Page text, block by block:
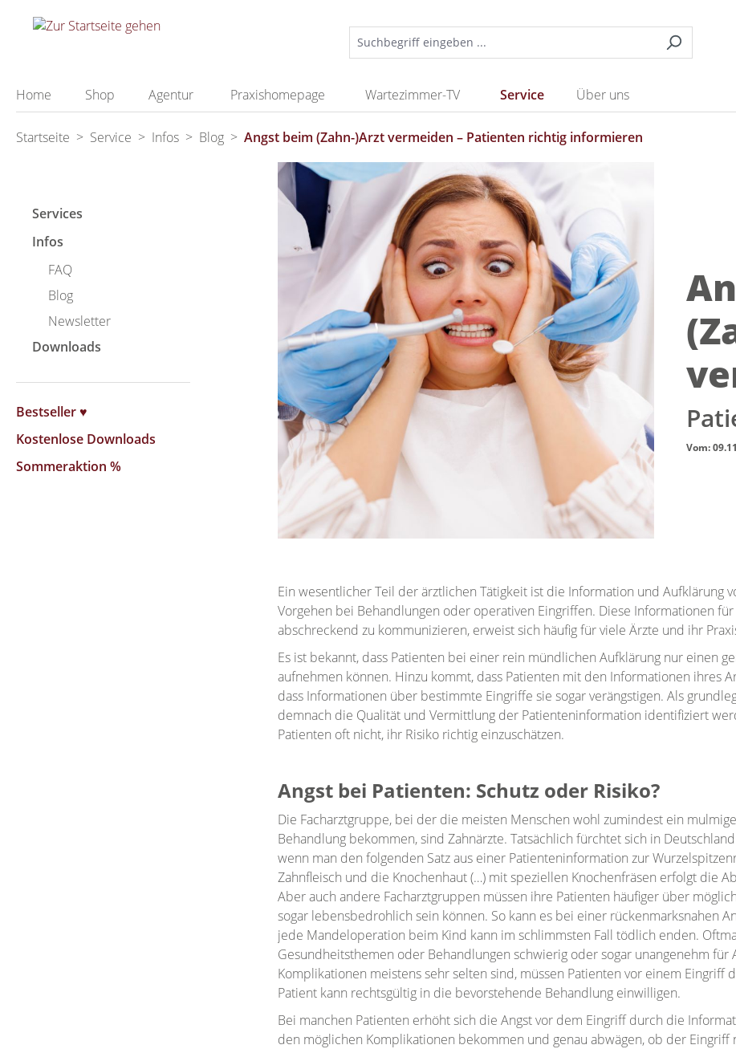
Zur Hauptnavigation springen
Home Shop Agentur Praxishomepage Wartezimmer-TV Service Über uns
Startseite > Service > Infos > Blog > Angst beim (Zahn-)Arzt vermeiden – Patienten richtig informieren
Services
Infos
FAQ
Blog
Newsletter
Downloads
Bestseller ♥
Kostenlose Downloads
Sommeraktion %
Vom:
Ein wesentlicher Teil der ärztlichen Tätigkeit ist die Information und Aufklärung
Vorgehen bei Behandlungen oder operativen Eingriffen. Diese Informationen
abschreckend zu kommunizieren, erweist sich häufig für viele Ärzte und ihr
Es ist bekannt, dass Patienten bei einer rein mündlichen Aufklärung nur einen
aufnehmen können. Hinzu kommt, dass Patienten mit den Informationen ihres
dass Informationen über bestimmte Eingriffe sie sogar verängstigen. Als
demnach die Qualität und Vermittlung der Patienteninformation identifiziert
Patienten oft nicht, ihr Risiko richtig einzuschätzen.
Angst bei Patienten: Schutz oder Risiko?
Die Facharztgruppe, bei der die meisten Menschen wohl zumindest ein
Behandlung bekommen, sind Zahnärzte. Tatsächlich fürchtet sich in
wenn man den folgenden Satz aus einer Patienteninformation zur
Zahnfleisch und die Knochenhaut (…) mit speziellen Knochenfräsen erfolgt die
Aber auch andere Facharztgruppen müssen ihre Patienten häufiger über
sogar lebensbedrohlich sein können. So kann es bei einer rückenmarksnahen
jede Mandeloperation beim Kind kann im schlimmsten Fall tödlich enden.
Gesundheitsthemen oder Behandlungen schwierig oder sogar unangenehm
Komplikationen meistens sehr selten sind, müssen Patienten vor einem
Patient kann rechtsgültig in die bevorstehende Behandlung einwilligen.
Bei manchen Patienten erhöht sich die Angst vor dem Eingriff durch die
den möglichen Komplikationen bekommen und genau abwägen, ob der